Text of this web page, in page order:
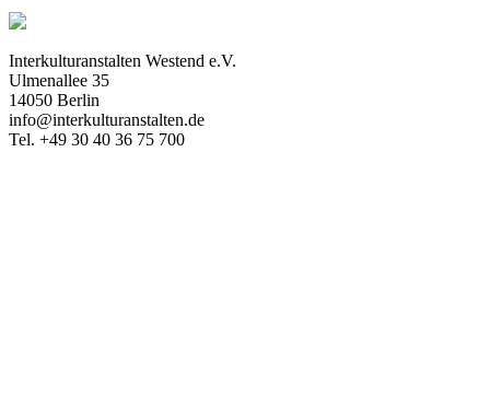
Interkulturanstalten Westend e.V.
Ulmenallee 35
14050 Berlin
info@interkulturanstalten.de
Tel. +49 30 40 36 75 700